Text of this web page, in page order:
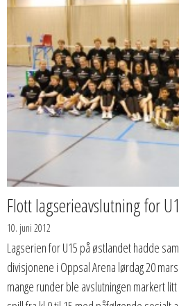
Flott lagserieavslutning for
10. juni 2012
Lagserien for U15 på østlandet hadde
divisjonene i Oppsal Arena lørdag 20
mange runder ble avslutningen markert